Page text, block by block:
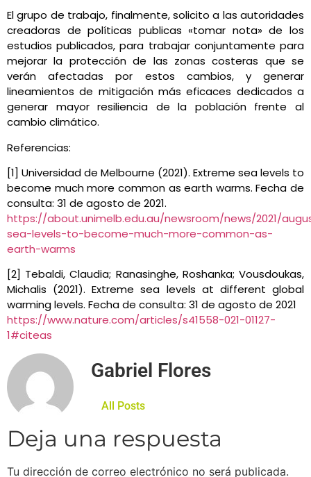
El grupo de trabajo, finalmente, solicito a las autoridades
creadoras de políticas publicas «tomar nota» de los
estudios publicados, para trabajar conjuntamente para
mejorar la protección de las zonas costeras que se
verán afectadas por estos cambios, y generar
lineamientos de mitigación más eficaces dedicados a
generar mayor resiliencia de la población frente al
cambio climático.
Referencias:
[1] Universidad de Melbourne (2021). Extreme sea levels to
become much more common as earth warms. Fecha de
consulta: 31 de agosto de 2021.
https://about.unimelb.edu.au/newsroom/news/2021/
sea-levels-to-become-much-more-common-as-
earth-warms
[2] Tebaldi, Claudia; Ranasinghe, Roshanka; Vousdoukas,
Michalis (2021). Extreme sea levels at different global
warming levels. Fecha de consulta: 31 de agosto de 2021
https://www.nature.com/articles/s41558-021-01127-
1#citeas
Gabriel Flores
All Posts
Deja una respuesta
Tu dirección de correo electrónico no será publicada.